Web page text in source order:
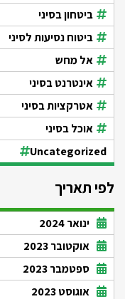
ביטחון בסיני
ביטוח נסיעות לסיני
אל מחש
אינטרנט בסיני
אטרקציות בסיני
אוכל בסיני
Uncategorized
לפי תאריך
ינואר 2024
אוקטובר 2023
ספטמבר 2023
אוגוסט 2023